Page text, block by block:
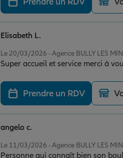
Le 20/03/2026 - Agence BULLY LES
Super accueil et service merci à
Elisabeth L.
Prendre un RDV
Le 11/03/2026 - Agence BULLY LES
Personne qui connaît bien son
angelo c.